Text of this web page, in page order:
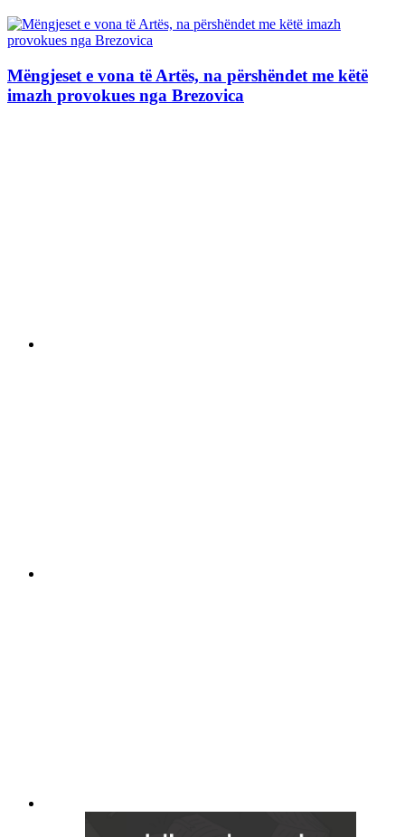
Mëngjeset e vona të Artës, na përshëndet me këtë
imazh provokues nga Brezovica